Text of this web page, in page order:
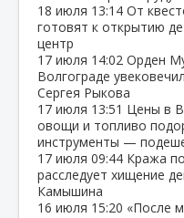
18 июля 13:14 От
готовят к открытию
центр
17 июля 14:02 Орден
Волгограде
Сергея Рыкова
17 июля 13:51 Цены в
овощи и топливо
инструменты —
17 июля 09:44 Кража
расследует хищение
Камышина
16 июля 15:20 «После